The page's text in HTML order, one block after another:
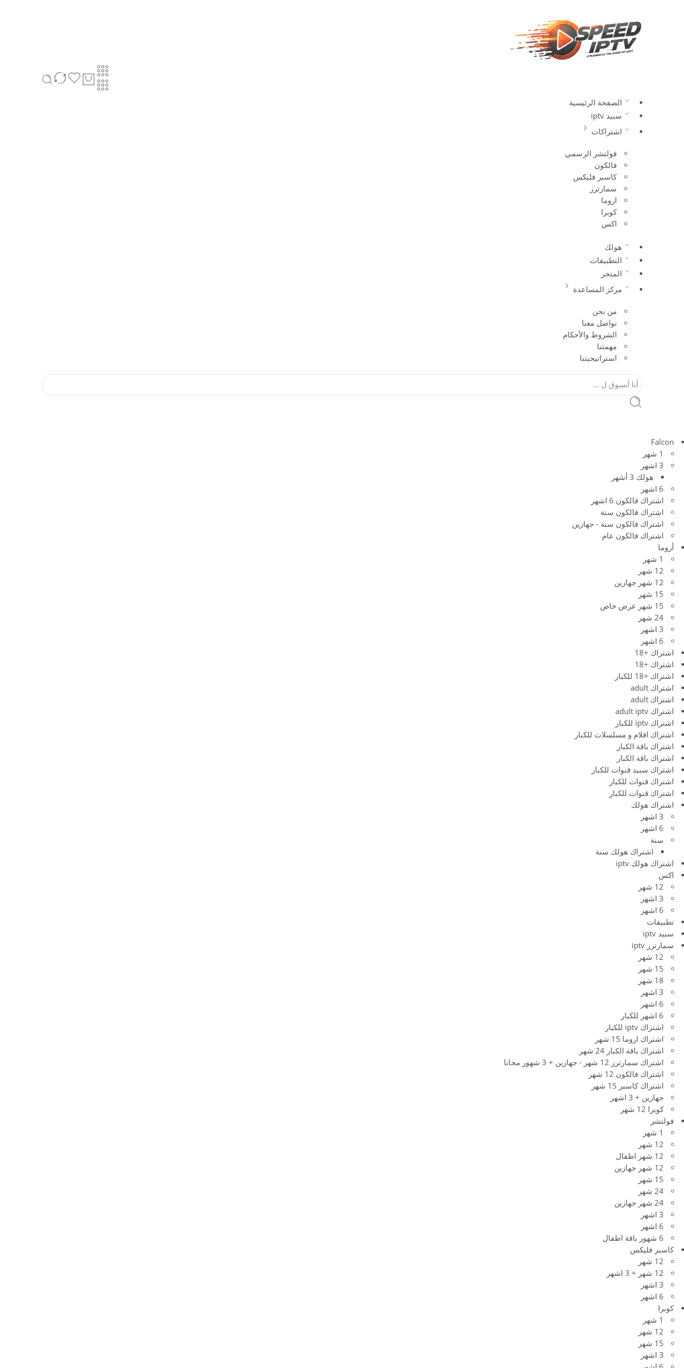
الصفحة الرئيسية
سبيد iptv
اشتراكات
فولتشر الرسمي
فالكون
كاسبر فليكس
سمارترز
اروما
كوبرا
اكس
هولك
التطبيقات
المتجر
مركز المساعدة
من نحن
تواصل معنا
الشروط والأحكام
مهمتنا
استراتيجيتنا
Falcon
1 شهر
3 اشهر
هولك 3 أشهر
6 اشهر
اشتراك فالكون 6 اشهر
اشتراك فالكون سنة
اشتراك فالكون سنة - جهازين
اشتراك فالكون عام
أروما
1 شهر
12 شهر
12 شهر جهازين
15 شهر
15 شهر عرض خاص
24 شهر
3 اشهر
6 اشهر
اشتراك +18
اشتراك +18
اشتراك +18 للكبار
اشتراك adult
اشتراك adult
اشتراك adult iptv
اشتراك iptv للكبار
اشتراك افلام و مسلسلات للكبار
اشتراك باقة الكبار
اشتراك باقة الكبار
اشتراك سبيد قنوات للكبار
اشتراك قنوات للكبار
اشتراك قنوات للكبار
اشتراك هولك
3 اشهر
6 اشهر
سنة
اشتراك هولك سنة
اشتراك هولك iptv
اكس
12 شهر
3 اشهر
6 اشهر
تطبيقات
سبيد iptv
سمارترز iptv
12 شهر
15 شهر
18 شهر
3 اشهر
6 اشهر
6 اشهر للكبار
اشتراك iptv للكبار
اشتراك اروما 15 شهر
اشتراك باقة الكبار 24 شهر
اشتراك سمارترز 12 شهر - جهازين + 3 شهور مجانا
اشتراك فالكون 12 شهر
اشتراك كاسبر 15 شهر
جهازين + 3 اشهر
كوبرا 12 شهر
فولتشر
1 شهر
12 شهر
12 شهر اطفال
12 شهر جهازين
15 شهر
24 شهر
24 شهر جهازين
3 اشهر
6 اشهر
6 شهور باقة اطفال
كاسبر فليكس
12 شهر
12 شهر + 3 اشهر
3 اشهر
6 اشهر
كوبرا
1 شهر
12 شهر
15 شهر
3 اشهر